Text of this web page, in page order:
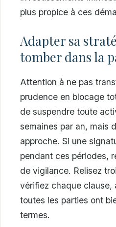
plus propice à ces
Adapter sa
tomber dans la
Attention à ne pas
prudence en blocage
de suspendre toute
semaines par an, mais
approche. Si une
pendant ces périodes,
de vigilance. Relisez
vérifiez chaque clause,
toutes les parties ont
termes.